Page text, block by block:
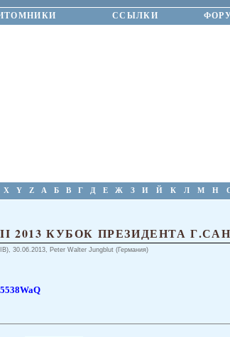
ССЫЛКИ
X Y Z А Б В Г Д Е Ж З И Й К Л М Н
2013 КУБОК ПРЕЗИДЕНТА
30.06.2013, Peter Walter Jungblut (Германия)